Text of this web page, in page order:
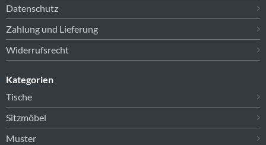
Datenschutz
Zahlung und Lieferung
Widerrufsrecht
Kategorien
Tische
Sitzmöbel
Muster